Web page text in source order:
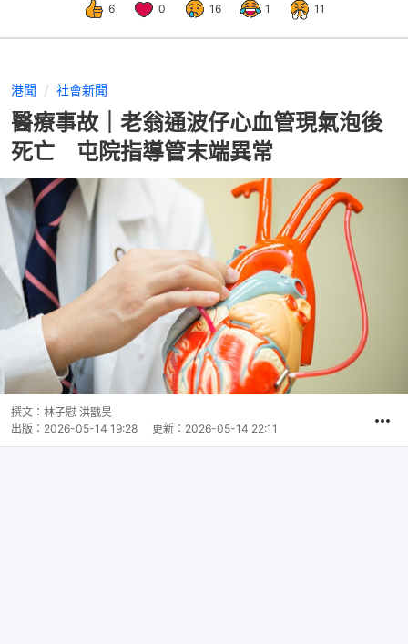
6 0 16 1 11
港聞 社會新聞
醫療事故｜老翁通波仔心血管現氣泡後
死亡 屯院指導管末端異常
撰文： 林子慰 洪戩昊
出版： 2026-05-14 19:28 更新： 2026-05-14 22:11